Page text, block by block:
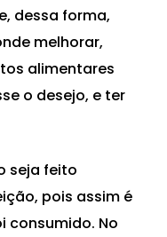
dessa forma,
melhorar,
alimentares
o desejo, e ter
seja feito
pois assim é
consumido. No